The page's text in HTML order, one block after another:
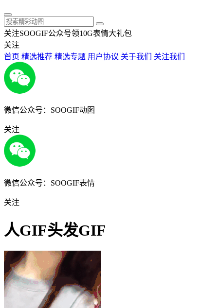
关注SOOGIF公众号领10G表情大礼包
关注
首页 精选推荐 精选专题 用户协议 关于我们 关注我们
微信公众号：SOOGIF动图
关注
微信公众号：SOOGIF表情
关注
人GIF头发GIF